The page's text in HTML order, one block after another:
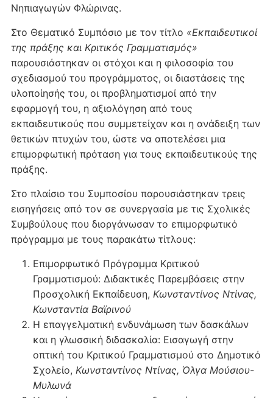
Νηπιαγωγών Φλώρινας.
Στο Θεματικό Συμπόσιο με τον τίτλο «Εκπαιδευτικοί
της πράξης και Κριτικός Γραμματισμός»
παρουσιάστηκαν οι στόχοι και η φιλοσοφία του
σχεδιασμού του προγράμματος, οι διαστάσεις της
υλοποίησής του, οι προβληματισμοί από την
εφαρμογή του, η αξιολόγηση από τους
εκπαιδευτικούς που συμμετείχαν και η ανάδειξη των
θετικών πτυχών του, ώστε να αποτελέσει μια
επιμορφωτική πρόταση για τους εκπαιδευτικούς της
πράξης.
Στο πλαίσιο του Συμποσίου παρουσιάστηκαν τρεις
εισηγήσεις από τον σε συνεργασία με τις Σχολικές
Συμβούλους που διοργάνωσαν το επιμορφωτικό
πρόγραμμα με τους παρακάτω τίτλους:
Επιμορφωτικό Πρόγραμμα Κριτικού
Γραμματισμού: Διδακτικές Παρεμβάσεις στην
Προσχολική Εκπαίδευση, Κωνσταντίνος Ντίνας,
Κωνσταντία Βαϊρινού
Η επαγγελματική ενδυνάμωση των δασκάλων
και η γλωσσική διδασκαλία: Εισαγωγή στην
οπτική του Κριτικού Γραμματισμού στο Δημοτικό
Σχολείο, Κωνσταντίνος Ντίνας, Όλγα Μούσιου-
Μυλωνά